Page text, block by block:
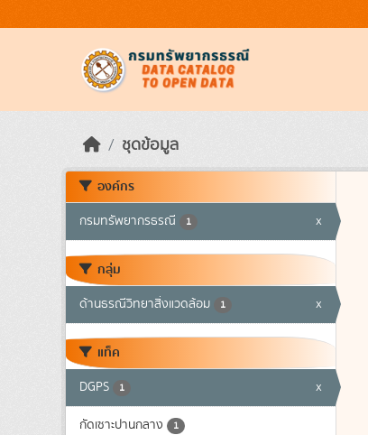
ชุดข้อมูล
องค์กร
กรมทรัพยากรธรณี 1 x
กลุ่ม
ด้านธรณีวิทยาสิ่งแวดล้อม 1 x
แท็ค
DGPS 1 x
กัดเซาะปานกลาง 1